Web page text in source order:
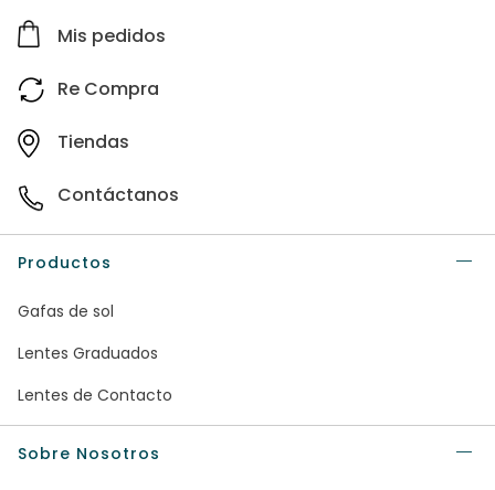
Mis pedidos
Re Compra
Tiendas
Contáctanos
Productos
Gafas de sol
Lentes Graduados
Lentes de Contacto
Sobre Nosotros